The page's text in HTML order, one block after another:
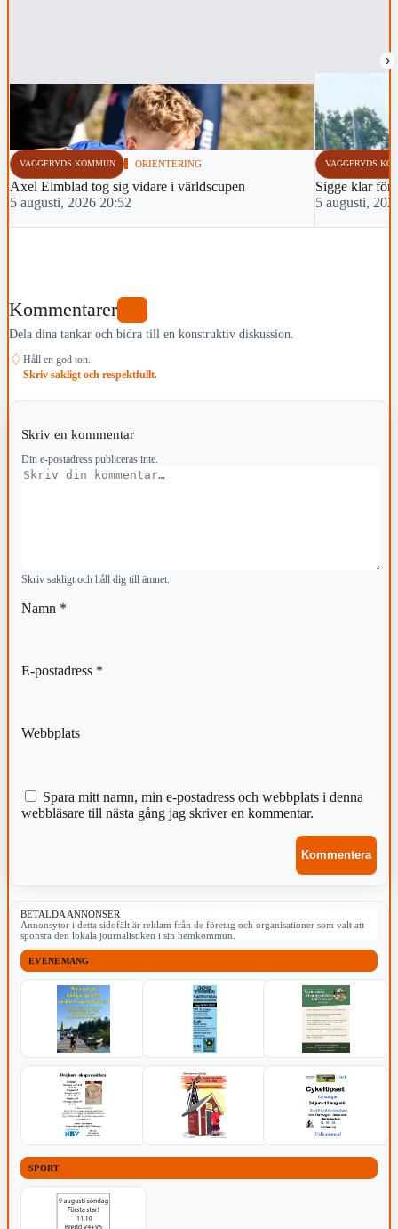
›
VAGGERYDS KOMMUN ORIENTERING
Axel Elmblad tog sig vidare i världscupen
5 augusti, 2026 20:52
VAGGERYDS
Sigge klar för
5 augusti,
Kommentarer
Dela dina tankar och bidra till en konstruktiv diskussion.
♢ Håll en god ton.
Skriv sakligt och respektfullt.
Skriv en kommentar
Din e-postadress publiceras inte.
Kommentar
Skriv sakligt och håll dig till ämnet.
Namn *
E-postadress *
Webbplats
Spara mitt namn, min e-postadress och webbplats i denna
webbläsare till nästa gång jag skriver en kommentar.
BETALDA ANNONSER
Annonsytor i detta sidofält är reklam från de företag och organisationer som valt att
sponsra den lokala journalistiken i sin hemkommun.
EVENEMANG
SPORT